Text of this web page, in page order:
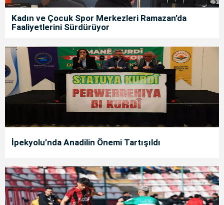
Kadın ve Çocuk Spor Merkezleri Ramazan’da
Faaliyetlerini Sürdürüyor
İpekyolu’nda Anadilin Önemi Tartışıldı